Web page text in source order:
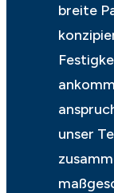
breite
unser